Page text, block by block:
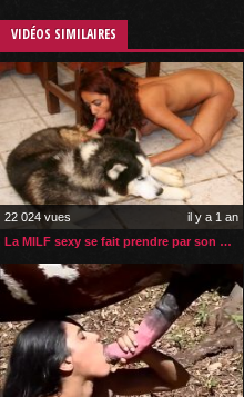
VIDÉOS SIMILAIRES
22 024 vues
il y a 1 an
La MILF sexy se fait prendre par son husky dans son salon